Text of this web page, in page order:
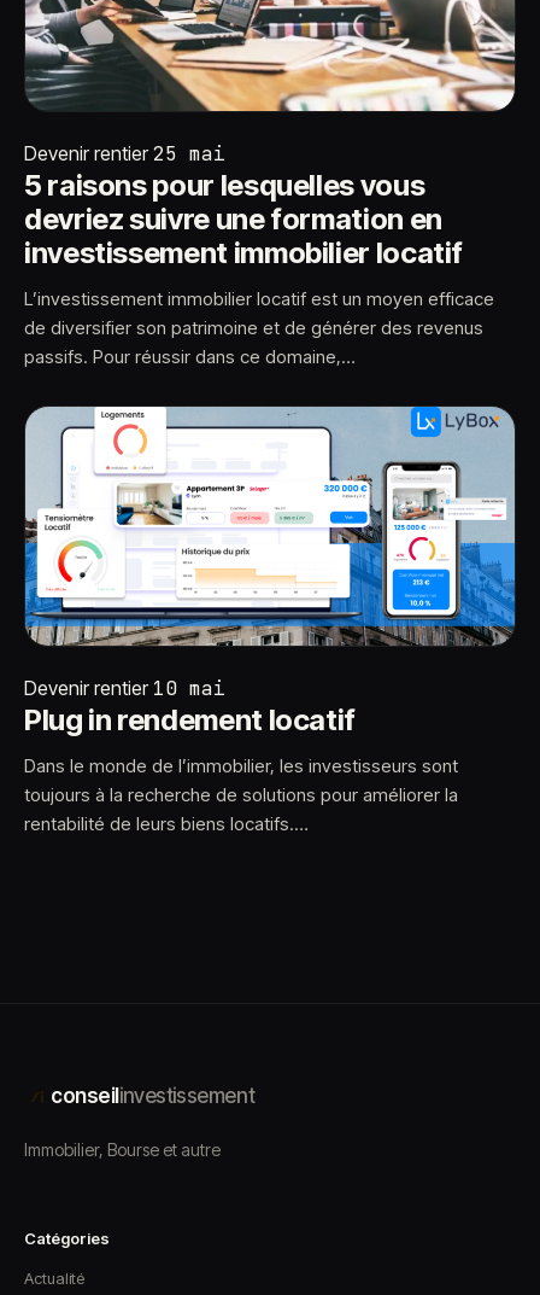
Devenir rentier 25 mai
5 raisons pour lesquelles vous
devriez suivre une formation en
investissement immobilier locatif
L’investissement immobilier locatif est un moyen efficace
de diversifier son patrimoine et de générer des revenus
passifs. Pour réussir dans ce domaine,…
Devenir rentier 10 mai
Plug in rendement locatif
Dans le monde de l’immobilier, les investisseurs sont
toujours à la recherche de solutions pour améliorer la
rentabilité de leurs biens locatifs.…
conseil investissement
Immobilier, Bourse et autre
Catégories
Actualité